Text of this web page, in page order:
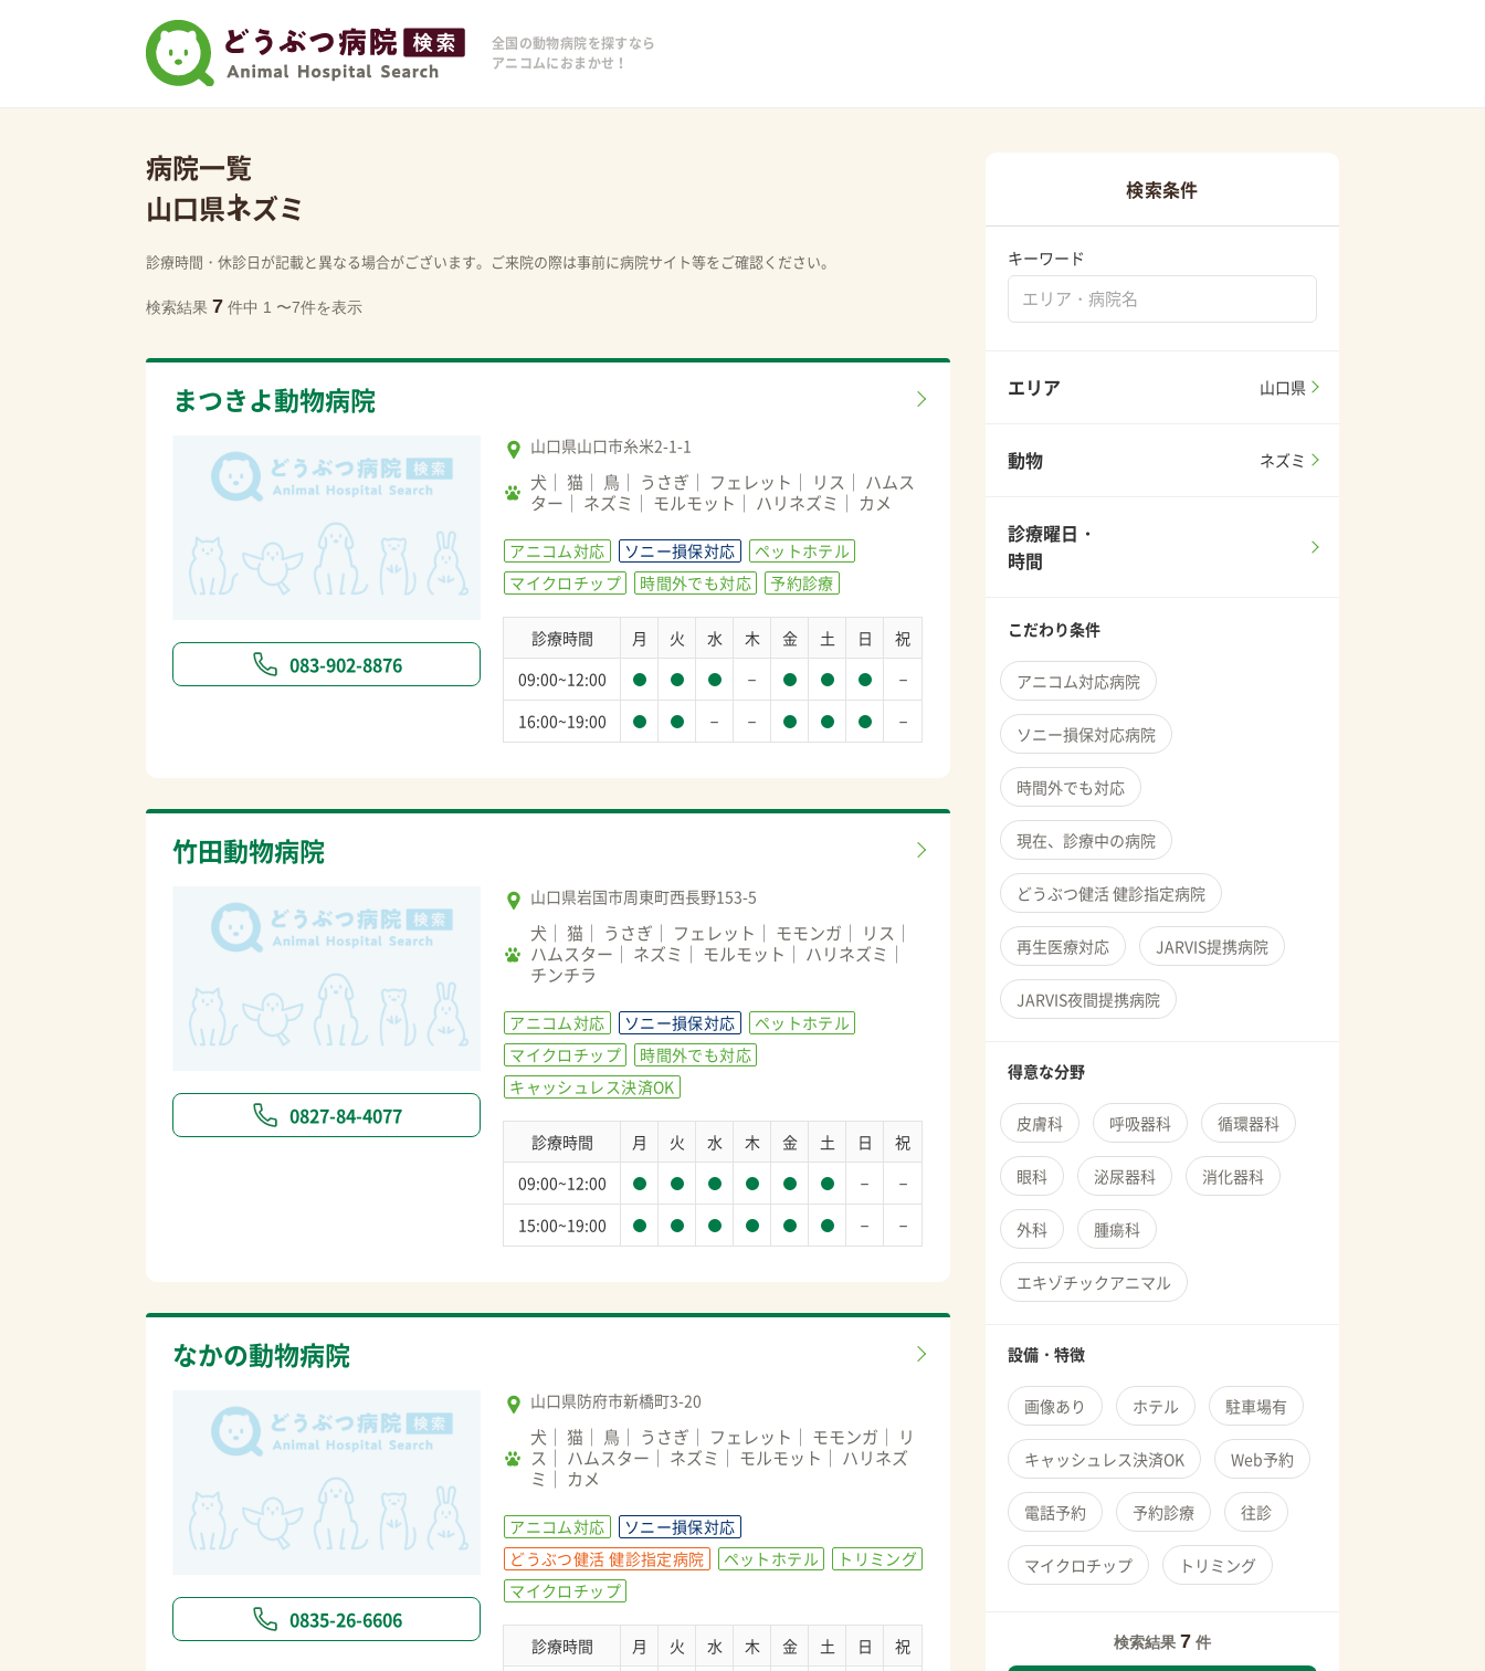
全国の動物病院を探すなら
アニコムにおまかせ！
病院一覧
山口県ネズミ
診療時間・休診日が記載と異なる場合がございます。ご来院の際は事前に病院サイト等をご確認ください。
検索結果 7 件中 1 〜7件を表示
まつきよ動物病院
083-902-8876
山口県山口市糸米2-1-1
犬 猫 鳥 うさぎ フェレット リス
ハムス
ター
ネズミ モルモット ハリネズミ カメ
アニコム対応 ソニー損保対応
ペットホテル
マイクロチップ
時間外でも対応 予約診療
診療時間 月 火 水 木 金 土 日
祝
09:00~12:00
－ －
16:00~19:00 － － －
竹田動物病院
0827-84-4077
山口県岩国市周東町西長野153-5
犬 猫 うさぎ フェレット モモンガ
リス
ハムスター
ネズミ モルモット
ハリネズミ
チンチラ
アニコム対応 ソニー損保対応
ペットホテル
マイクロチップ
時間外でも対応
キャッシュレス決済OK
診療時間 月 火 水 木 金 土 日
祝
09:00~12:00
－ －
15:00~19:00 － －
なかの動物病院
0835-26-6606
山口県防府市新橋町3-20
犬 猫 鳥 うさぎ フェレット モモンガ
リ
ス
ハムスター ネズミ モルモット
ハリネズ
ミ
カメ
アニコム対応
ソニー損保対応
どうぶつ健活 健診指定病院
ペットホテル
トリミング
マイクロチップ
診療時間 月 火 水 木 金 土 日
祝
検索条件
キーワード
エリア 山口県
動物 ネズミ
診療曜日・
時間
こだわり条件
アニコム対応病院
ソニー損保対応病院
時間外でも対応
現在、診療中の病院
どうぶつ健活 健診指定病院
再生医療対応 JARVIS提携病院
JARVIS夜間提携病院
得意な分野
皮膚科 呼吸器科 循環器科
眼科 泌尿器科 消化器科
外科 腫瘍科
エキゾチックアニマル
設備・特徴
画像あり ホテル 駐車場有
キャッシュレス決済OK Web予約
電話予約 予約診療 往診
マイクロチップ トリミング
検索結果 7 件